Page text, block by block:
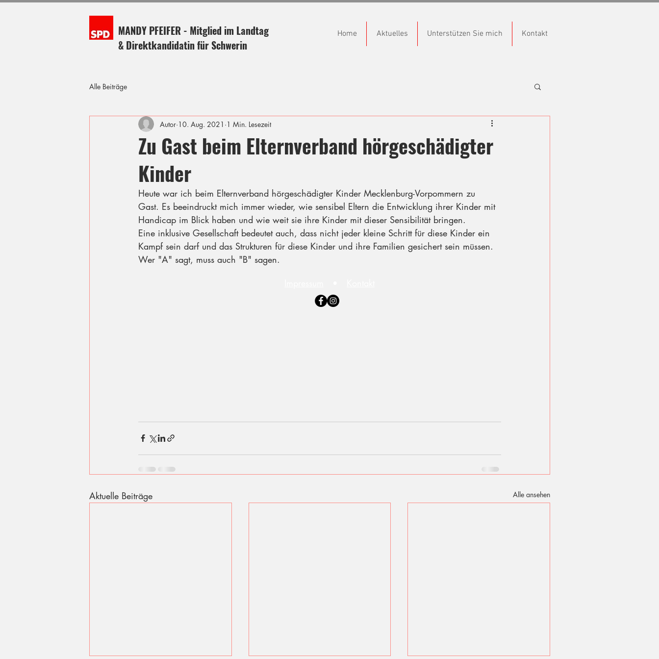
MANDY PFEIFER - Mitglied im Landtag
& Direktkandidatin für Schwerin
Home Aktuelles Unterstützen Sie mich Kontakt
Alle Beiträge
Zu Gast beim Elternverband hörgeschädigter
Kinder
Autor 10. Aug. 2021 1 Min. Lesezeit
Heute war ich beim Elternverband hörgeschädigter Kinder Mecklenburg-Vorpommern zu
Gast. Es beeindruckt mich immer wieder, wie sensibel Eltern die Entwicklung ihrer Kinder mit
Handicap im Blick haben und wie weit sie ihre Kinder mit dieser Sensibilität bringen.
Eine inklusive Gesellschaft bedeutet auch, dass nicht jeder kleine Schritt für diese Kinder ein
Kampf sein darf und das Strukturen für diese Kinder und ihre Familien gesichert sein müssen.
Wer "A" sagt, muss auch "B" sagen.
Aktuelle Beiträge Alle ansehen